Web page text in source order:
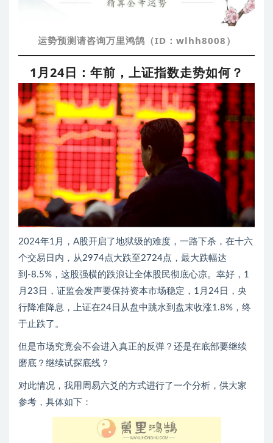
运势预测请咨询万里鸿鹄（ID：wlhh8008）
1月24日：年前，上证指数走势如何？
2024年1月，A股开启了地狱级的难度，一路下杀，在十六
个交易日内，从2974点大跌至2724点，最大跌幅达
到-8.5%，这股强横的跌浪让全体股民彻底心凉。幸好，1
月23日，证监会发声要保持资本市场稳定，1月24日，央
行降准降息，上证在24日从盘中跳水到盘末收涨1.8%，终
于止跌了。
但是市场究竟会不会进入真正的反弹？还是在底部要继续
磨底？继续试探底线？
对此情况，我用周易六爻的方式进行了一个分析，供大家
参考，具体如下：